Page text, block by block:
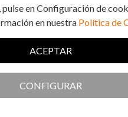
en Configuración de
en nuestra Política de
ACEPTAR
CONFIGURAR